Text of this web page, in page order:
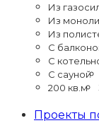
Из
Из
Из
С
С
С сауной
200 кв.м
Проекты